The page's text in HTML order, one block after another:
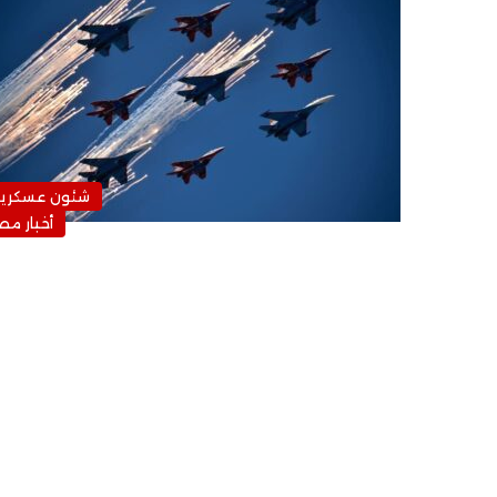
شئون
أخبار